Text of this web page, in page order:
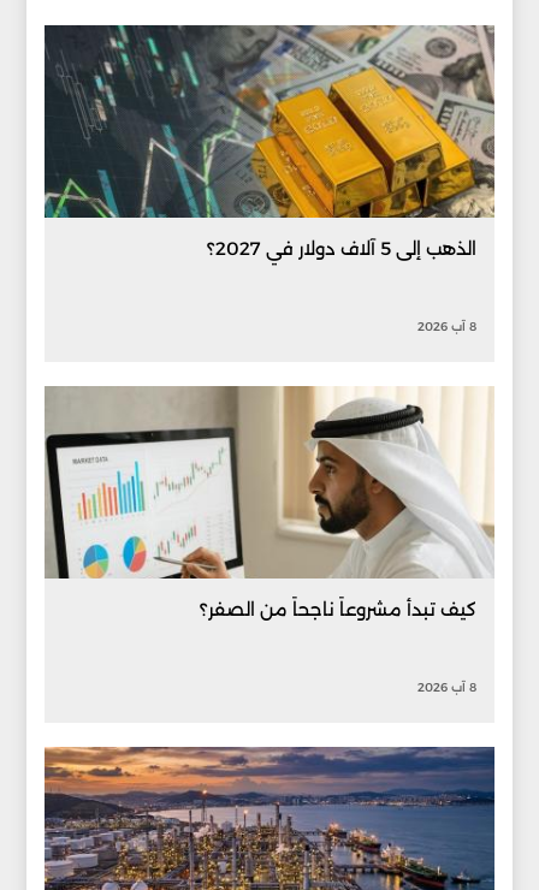
الذهب إلى 5 آلاف دولار في 2027؟
8 آب 2026
كيف تبدأ مشروعاً ناجحاً من الصفر؟
8 آب 2026